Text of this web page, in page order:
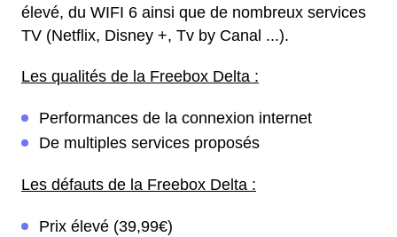
élevé, du WIFI 6 ainsi que de nombreux services
TV (Netflix, Disney +, Tv by Canal ...).
Les qualités de la Freebox Delta :
Performances de la connexion internet
De multiples services proposés
Les défauts de la Freebox Delta :
Prix élevé (39,99€)